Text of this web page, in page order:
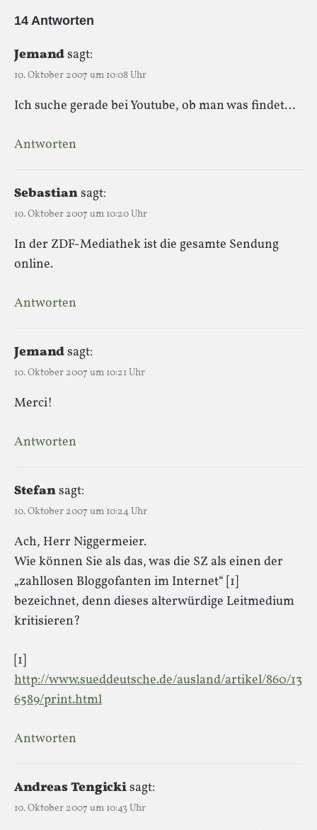
14 Antworten
Jemandsagt:
10. Oktober 2007 um 10:08 Uhr
Ich suche gerade bei Youtube, ob man was findet…
Antworten
Sebastiansagt:
10. Oktober 2007 um 10:20 Uhr
In der ZDF-Mediathek ist die gesamte Sendung
online.
Antworten
Jemandsagt:
10. Oktober 2007 um 10:21 Uhr
Merci!
Antworten
Stefansagt:
10. Oktober 2007 um 10:24 Uhr
Ach, Herr Niggermeier.
Wie können Sie als das, was die SZ als einen der
„zahllosen Bloggofanten im Internet“ [1]
bezeichnet, denn dieses alterwürdige Leitmedium
kritisieren?
[1]
http://www.sueddeutsche.de/ausland/artikel/860/13
6589/print.html
Antworten
Andreas Tengickisagt:
10. Oktober 2007 um 10:43 Uhr